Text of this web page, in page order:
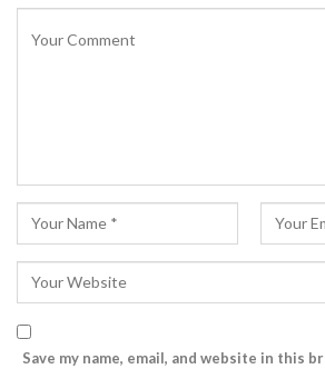
Save my name, email, and website in this